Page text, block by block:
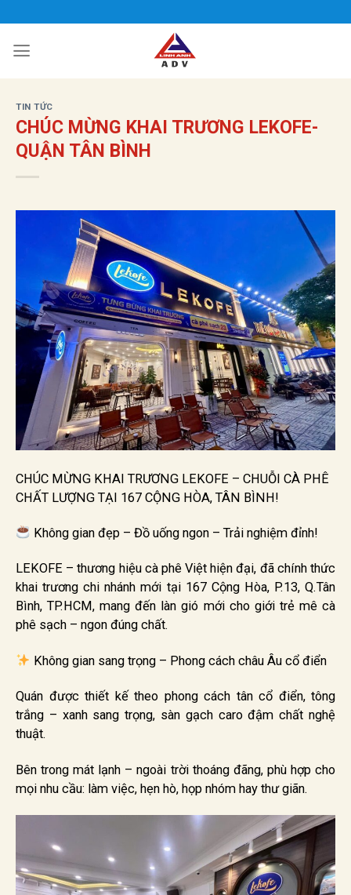
qua
nội
TIN TỨC
CHÚC MỪNG KHAI TRƯƠNG LEKOFE-
QUẬN TÂN BÌNH
CHÚC MỪNG KHAI TRƯƠNG LEKOFE – CHUỖI CÀ PHÊ
CHẤT LƯỢNG TẠI 167 CỘNG HÒA, TÂN BÌNH!
Không gian đẹp – Đồ uống ngon – Trải nghiệm đỉnh!
LEKOFE – thương hiệu cà phê Việt hiện đại, đã chính thức
khai trương chi nhánh mới tại 167 Cộng Hòa, P.13, Q.Tân
Bình, TP.HCM, mang đến làn gió mới cho giới trẻ mê cà
phê sạch – ngon đúng chất.
Không gian sang trọng – Phong cách châu Âu cổ điển
Quán được thiết kế theo phong cách tân cổ điển, tông
trắng – xanh sang trọng, sàn gạch caro đậm chất nghệ
thuật.
Bên trong mát lạnh – ngoài trời thoáng đãng, phù hợp cho
mọi nhu cầu: làm việc, hẹn hò, họp nhóm hay thư giãn.